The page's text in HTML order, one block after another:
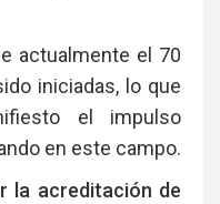
actualmente el 70
iniciadas, lo que
el impulso
en este campo.
la acreditación de